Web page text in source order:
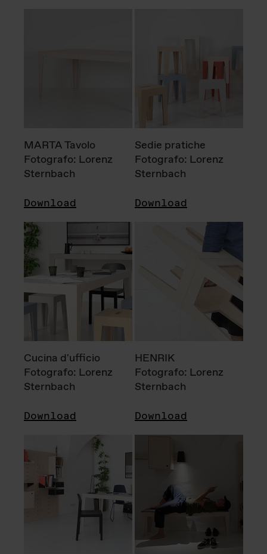
MARTA Tavolo
Fotografo: Lorenz
Sternbach
Download
Sedie pratiche
Fotografo: Lorenz
Sternbach
Download
Cucina d'ufficio
Fotografo: Lorenz
Sternbach
Download
HENRIK
Fotografo: Lorenz
Sternbach
Download